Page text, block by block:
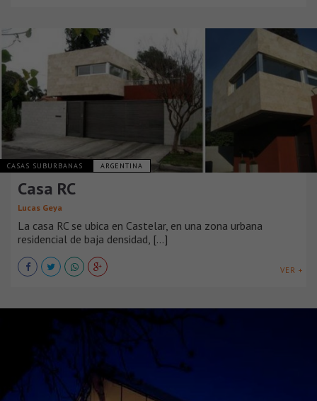
CASAS SUBURBANAS ARGENTINA
Casa RC
Lucas Geya
La casa RC se ubica en Castelar, en una zona urbana
residencial de baja densidad, [...]
VER +